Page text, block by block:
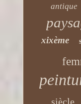
antique
xixème
siècle